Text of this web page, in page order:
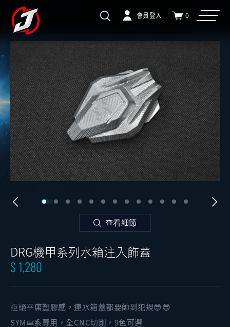
會員登入 0
查看細節
DRG機甲系列水箱注入飾蓋
$ 1,280
拒絕平庸塑膠感，連水箱蓋都要帥到犯規😎😎
SYM車系專用，全CNC切削，9色可選